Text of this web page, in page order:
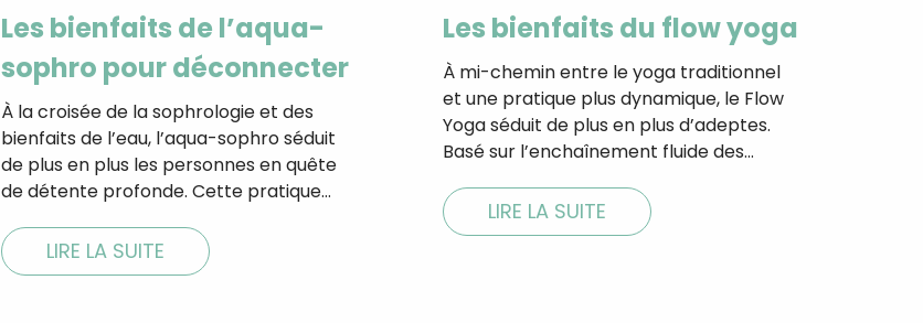
Les bienfaits de l’aqua-
sophro pour déconnecter
À la croisée de la sophrologie et des
bienfaits de l’eau, l’aqua-sophro séduit
de plus en plus les personnes en quête
de détente profonde. Cette pratique…
LIRE LA SUITE
Les bienfaits du flow yoga
À mi-chemin entre le yoga traditionnel
et une pratique plus dynamique, le Flow
Yoga séduit de plus en plus d’adeptes.
Basé sur l’enchaînement fluide des…
LIRE LA SUITE